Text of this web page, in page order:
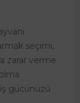
seçimi,
zarar verme
gücünüzü